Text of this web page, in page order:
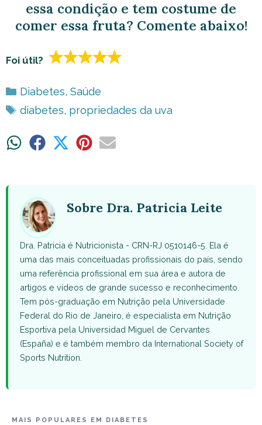
essa condição e tem costume de
comer essa fruta? Comente abaixo!
Foi útil?
Categorias
Diabetes, Saúde
Tags
diabetes, propriedades da uva
ShareShare ShareShareShare
Sobre Dra. Patricia Leite
Dra. Patricia é Nutricionista - CRN-RJ 0510146-5. Ela é
uma das mais conceituadas profissionais do país, sendo
uma referência profissional em sua área e autora de
artigos e vídeos de grande sucesso e reconhecimento.
Tem pós-graduação em Nutrição pela Universidade
Federal do Rio de Janeiro, é especialista em Nutrição
Esportiva pela Universidad Miguel de Cervantes
(España) e é também membro da International Society of
Sports Nutrition.
MAIS POPULARES EM DIABETES